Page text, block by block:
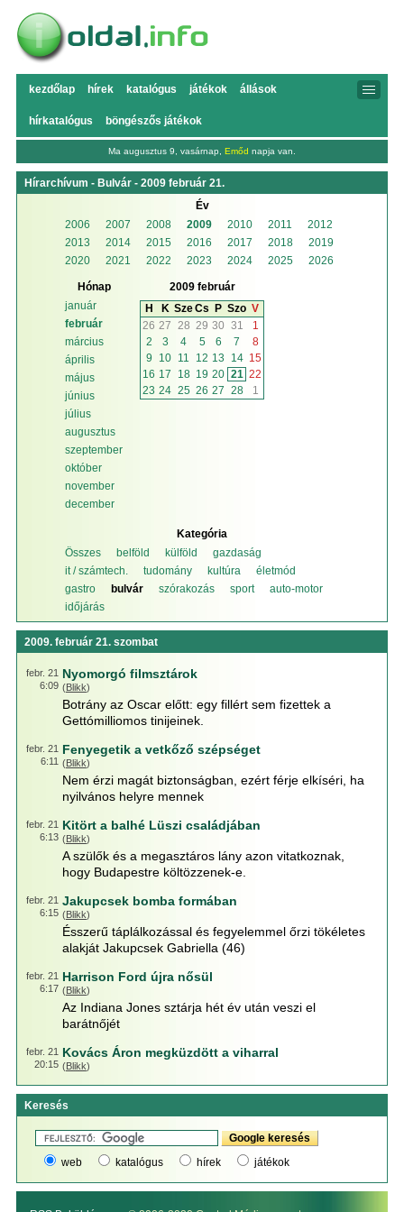
kezdőlap hírek katalógus játékok állások
hírkatalógus böngészős játékok
Ma augusztus 9, vasárnap, Emőd napja van.
Hírarchívum - Bulvár - 2009 február 21.
Év
2006
2007 2008 2009 2010 2011
2012
2013
2014 2015 2016 2017 2018
2019
2020
2021 2022 2023 2024 2025 2026
Hónap
január
február
március
április
május
június
július
augusztus
szeptember
október
november
december
2009 február
H
K SzeCs P Szo V
26 27 28 29 30 31
1
2
3 4 5 6 7
8
9
10 11 12 13 14 15
16 17 18 19 20 21 22
23 24 25 26 27 28 1
Kategória
Összes
belföld külföld
gazdaság
it / számtech.
tudomány kultúra
életmód
gastro
bulvár szórakozás sport
auto-motor
időjárás
2009. február 21. szombat
febr. 21
6:09
Nyomorgó filmsztárok
(Blikk)
Botrány az Oscar előtt: egy fillért sem fizettek a
Gettómilliomos tinijeinek.
febr. 21
6:11
Fenyegetik a vetkőző szépséget
(Blikk)
Nem érzi magát biztonságban, ezért férje elkíséri, ha
nyilvános helyre mennek
febr. 21
6:13
Kitört a balhé Lüszi családjában
(Blikk)
A szülők és a megasztáros lány azon vitatkoznak,
hogy Budapestre költözzenek-e.
febr. 21
6:15
Jakupcsek bomba formában
(Blikk)
Ésszerű táplálkozással és fegyelemmel őrzi tökéletes
alakját Jakupcsek Gabriella (46)
febr. 21
6:17
Harrison Ford újra nősül
(Blikk)
Az Indiana Jones sztárja hét év után veszi el
barátnőjét
febr. 21
20:15
Kovács Áron megküzdött a viharral
(Blikk)
Keresés
web katalógus hírek játékok